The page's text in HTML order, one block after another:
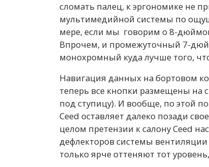
сломать палец, к эргономике не
мультимедийной системы по
мере, если мы говорим о 8-
Впрочем, и промежуточный 7-
монохромный куда лучше того,
Навигация данных на бортовом
теперь все кнопки размещены на
под ступицу). И вообще, по этой
Ceed оставляет далеко позади
целом претензии к салону Ceed
дефлекторов системы
только ярче оттеняют тот